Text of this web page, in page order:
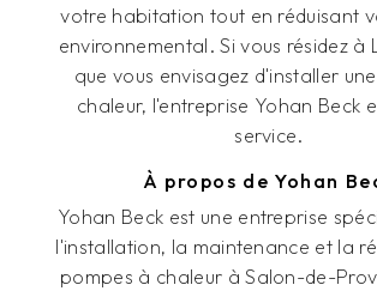
votre habitation tout en réduisant
environnemental. Si vous résidez à
que vous envisagez d'installer
chaleur, l'entreprise Yohan Beck
service.
À propos de Yohan
Yohan Beck est une entreprise
l'installation, la maintenance et la
pompes à chaleur à Salon-de-